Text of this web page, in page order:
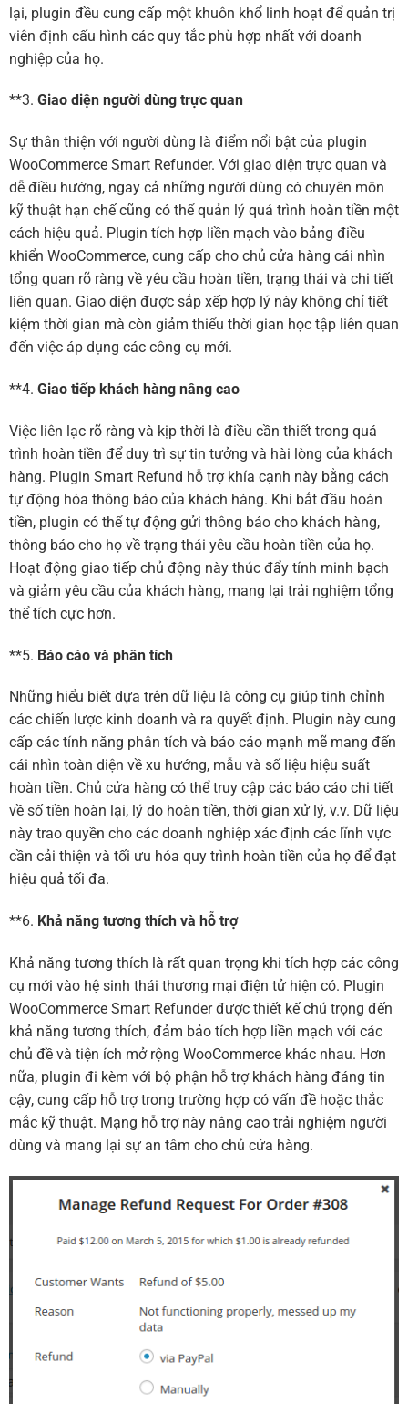
lại, plugin đều cung cấp một khuôn khổ linh hoạt để quản trị
viên định cấu hình các quy tắc phù hợp nhất với doanh
nghiệp của họ.
**3. Giao diện người dùng trực quan
Sự thân thiện với người dùng là điểm nổi bật của plugin
WooCommerce Smart Refunder. Với giao diện trực quan và
dễ điều hướng, ngay cả những người dùng có chuyên môn
kỹ thuật hạn chế cũng có thể quản lý quá trình hoàn tiền một
cách hiệu quả. Plugin tích hợp liền mạch vào bảng điều
khiển WooCommerce, cung cấp cho chủ cửa hàng cái nhìn
tổng quan rõ ràng về yêu cầu hoàn tiền, trạng thái và chi tiết
liên quan. Giao diện được sắp xếp hợp lý này không chỉ tiết
kiệm thời gian mà còn giảm thiểu thời gian học tập liên quan
đến việc áp dụng các công cụ mới.
**4. Giao tiếp khách hàng nâng cao
Việc liên lạc rõ ràng và kịp thời là điều cần thiết trong quá
trình hoàn tiền để duy trì sự tin tưởng và hài lòng của khách
hàng. Plugin Smart Refund hỗ trợ khía cạnh này bằng cách
tự động hóa thông báo của khách hàng. Khi bắt đầu hoàn
tiền, plugin có thể tự động gửi thông báo cho khách hàng,
thông báo cho họ về trạng thái yêu cầu hoàn tiền của họ.
Hoạt động giao tiếp chủ động này thúc đẩy tính minh bạch
và giảm yêu cầu của khách hàng, mang lại trải nghiệm tổng
thể tích cực hơn.
**5. Báo cáo và phân tích
Những hiểu biết dựa trên dữ liệu là công cụ giúp tinh chỉnh
các chiến lược kinh doanh và ra quyết định. Plugin này cung
cấp các tính năng phân tích và báo cáo mạnh mẽ mang đến
cái nhìn toàn diện về xu hướng, mẫu và số liệu hiệu suất
hoàn tiền. Chủ cửa hàng có thể truy cập các báo cáo chi tiết
về số tiền hoàn lại, lý do hoàn tiền, thời gian xử lý, v.v. Dữ liệu
này trao quyền cho các doanh nghiệp xác định các lĩnh vực
cần cải thiện và tối ưu hóa quy trình hoàn tiền của họ để đạt
hiệu quả tối đa.
**6. Khả năng tương thích và hỗ trợ
Khả năng tương thích là rất quan trọng khi tích hợp các công
cụ mới vào hệ sinh thái thương mại điện tử hiện có. Plugin
WooCommerce Smart Refunder được thiết kế chú trọng đến
khả năng tương thích, đảm bảo tích hợp liền mạch với các
chủ đề và tiện ích mở rộng WooCommerce khác nhau. Hơn
nữa, plugin đi kèm với bộ phận hỗ trợ khách hàng đáng tin
cậy, cung cấp hỗ trợ trong trường hợp có vấn đề hoặc thắc
mắc kỹ thuật. Mạng hỗ trợ này nâng cao trải nghiệm người
dùng và mang lại sự an tâm cho chủ cửa hàng.